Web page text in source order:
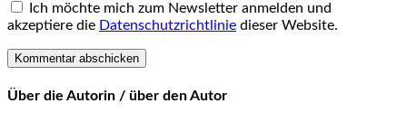
Ich möchte mich zum Newsletter anmelden und
akzeptiere die Datenschutzrichtlinie dieser Website.
Über die Autorin / über den Autor